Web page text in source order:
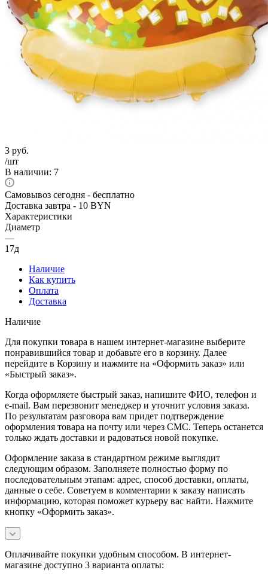
3 руб.
/шт
В наличии: 7
Самовывоз сегодня - бесплатно
Доставка завтра - 10 BYN
Характеристики
Диаметр
—
17д
Наличие
Как купить
Оплата
Доставка
Наличие
Для покупки товара в нашем интернет-магазине выберите
понравившийся товар и добавьте его в корзину. Далее
перейдите в Корзину и нажмите на «Оформить заказ» или
«Быстрый заказ».
Когда оформляете быстрый заказ, напишите ФИО, телефон и
e-mail. Вам перезвонит менеджер и уточнит условия заказа.
По результатам разговора вам придет подтверждение
оформления товара на почту или через СМС. Теперь останется
только ждать доставки и радоваться новой покупке.
Оформление заказа в стандартном режиме выглядит
следующим образом. Заполняете полностью форму по
последовательным этапам: адрес, способ доставки, оплаты,
данные о себе. Советуем в комментарии к заказу написать
информацию, которая поможет курьеру вас найти. Нажмите
кнопку «Оформить заказ».
Оплачивайте покупки удобным способом. В интернет-
магазине доступно 3 варианта оплаты: